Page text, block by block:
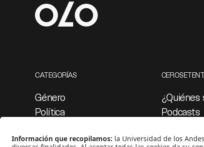
CATEGORÍAS
Género
Política
Medio ambiente
¿Quiénes
Podcasts